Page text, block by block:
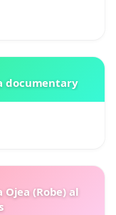
documentary
(Robe) al